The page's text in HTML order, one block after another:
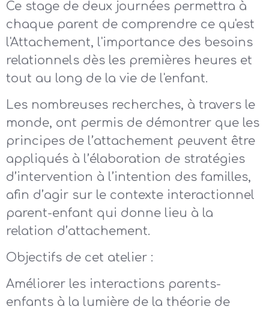
Ce stage de deux journées permettra à
chaque parent de comprendre ce qu'est
l'Attachement, l'importance des besoins
relationnels dès les premières heures et
tout au long de la vie de l'enfant.
Les nombreuses recherches, à travers le
monde, ont permis de démontrer que les
principes de l’attachement peuvent être
appliqués à l’élaboration de stratégies
d’intervention à l’intention des familles,
afin d’agir sur le contexte interactionnel
parent-enfant qui donne lieu à la
relation d’attachement.
Objectifs de cet atelier :
Améliorer les interactions parents-
enfants à la lumière de la théorie de